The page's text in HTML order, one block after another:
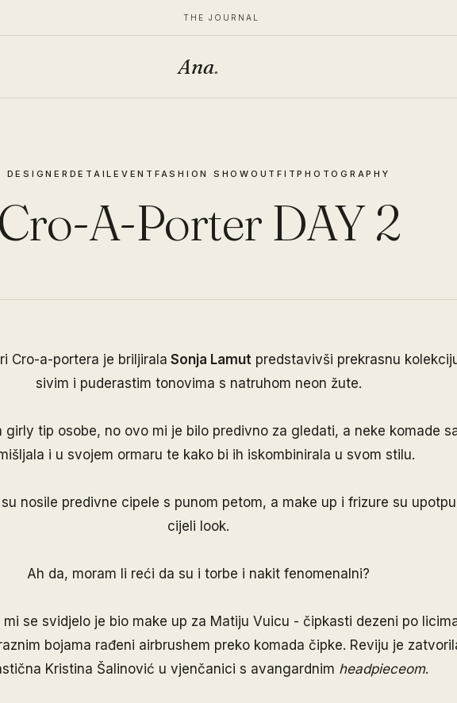
THE JOURNAL
Ana.
DESIGNER DETAIL EVENT FASHION SHOW OUTFITPHOTOGRAPHY
Cro-A-Porter DAY 2
Cro-a-portera je briljirala Sonja Lamutpredstavivši prekrasnu
sivim i puderastim tonovima s natruhom neon žute.
girly tip osobe, no ovo mi je bilo predivno za gledati, a neke komade
i u svojem ormaru te kako bi ih iskombinirala u svom stilu.
nosile predivne cipele s punom petom, a make up i frizure su
cijeli look.
Ah da, moram li reći da su i torbe i nakit fenomenalni?
mi se svidjelo je bio make up za Matiju Vuicu - čipkasti dezeni po
bojama rađeni airbrushem preko komada čipke. Reviju je
Kristina Šalinović u vjenčanici s avangardnim headpieceom.